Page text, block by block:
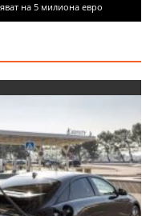
на 5 милиона евро